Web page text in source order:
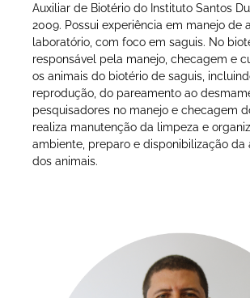
Auxiliar de Biotério do Instituto Santos
2009. Possui experiência em manejo de
laboratório, com foco em saguis. No
responsável pela manejo, checagem e
os animais do biotério de saguis,
reprodução, do pareamento ao
pesquisadores no manejo e checagem
realiza manutenção da limpeza e
ambiente, preparo e disponibilização da
dos animais.